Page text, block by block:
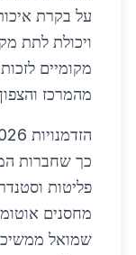
על בקרת
מקומיים
מהמרכז
כך שחברות
פליטות
מחסנים
שמואל